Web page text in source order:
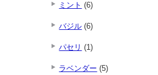
ミント (6)
バジル (6)
パセリ (1)
ラベンダー (5)